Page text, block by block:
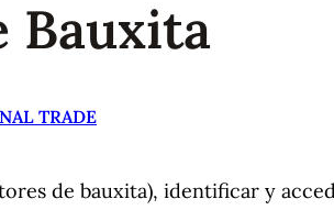
Bauxita
TRADE
de bauxita), identificar y